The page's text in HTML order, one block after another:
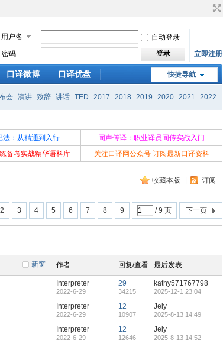
用户名
自动登录
密码
登录 立即注册
快捷导航
口译微博 口译优盘
会 演讲 致辞 讲话 TED 2017 2018 2019 2020 2021 2022
法：从精通到入行
同声传译：职业译员同传实战入门
备考实战精华语料库 关注口译网公众号 订阅最新口译资料
收藏本版 订阅
2 3 4 5 6 7 8 9 / 9 页 下一页
新窗 作者 回复/查看 最后发表
Interpreter
2022-6-29
29
34215
kathy571767798
2025-12-1 23:04
Interpreter
2022-6-29
12
10907
Jely
2025-8-13 14:49
Interpreter
2022-6-29
12
12646
Jely
2025-8-13 14:52